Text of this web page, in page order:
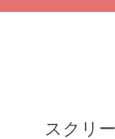
スクリ